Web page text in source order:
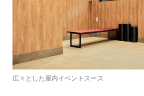
広々とした屋内イベントスース